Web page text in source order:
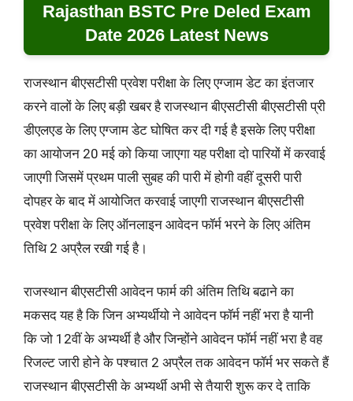
Rajasthan BSTC Pre Deled Exam
Date 2026 Latest News
राजस्थान बीएसटीसी प्रवेश परीक्षा के लिए एग्जाम डेट का इंतजार
करने वालों के लिए बड़ी खबर है राजस्थान बीएसटीसी बीएसटीसी प्री
डीएलएड के लिए एग्जाम डेट घोषित कर दी गई है इसके लिए परीक्षा
का आयोजन 20 मई को किया जाएगा यह परीक्षा दो पारियों में करवाई
जाएगी जिसमें प्रथम पाली सुबह की पारी में होगी वहीं दूसरी पारी
दोपहर के बाद में आयोजित करवाई जाएगी राजस्थान बीएसटीसी
प्रवेश परीक्षा के लिए ऑनलाइन आवेदन फॉर्म भरने के लिए अंतिम
तिथि 2 अप्रैल रखी गई है।
राजस्थान बीएसटीसी आवेदन फार्म की अंतिम तिथि बढाने का
मकसद यह है कि जिन अभ्यर्थीयो ने आवेदन फॉर्म नहीं भरा है यानी
कि जो 12वीं के अभ्यर्थी है और जिन्होंने आवेदन फॉर्म नहीं भरा है वह
रिजल्ट जारी होने के पश्चात 2 अप्रैल तक आवेदन फॉर्म भर सकते हैं
राजस्थान बीएसटीसी के अभ्यर्थी अभी से तैयारी शुरू कर दे ताकि